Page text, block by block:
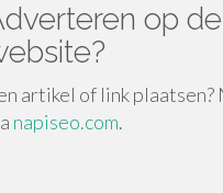
op
artikel of link plaatsen?
napiseo.com.